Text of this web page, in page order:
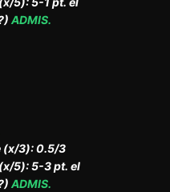
ADMIS.
(x/3): 0.5/3
5): 5-3 pt. el
ADMIS.